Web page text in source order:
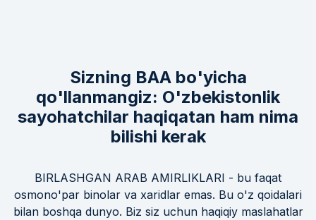
Sizning BAA bo'yicha
qo'llanmangiz: O'zbekistonlik
sayohatchilar haqiqatan ham nima
bilishi kerak
BIRLASHGAN ARAB AMIRLIKLARI - bu faqat
osmono'par binolar va xaridlar emas. Bu o'z qoidalari
bilan boshqa dunyo. Biz siz uchun haqiqiy maslahatlar